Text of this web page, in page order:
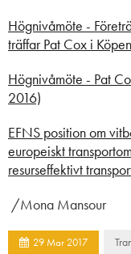
Högnivåmöte -
träffar Pat Cox i
Högnivåmöte - Pat
2016)
EFNS position om
europeiskt
resurseffektivt
/Mona Mansour
29Mar 2017